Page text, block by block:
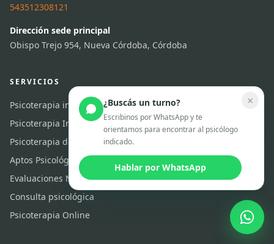
×
¿Buscás un turno?
Escribinos por WhatsApp y te
orientamos para encontrar al psicólogo
indicado.
Hablar por WhatsApp
543512308121
Dirección sede principal
Obispo Trejo 954, Nueva Córdoba, Córdoba
SERVICIOS
Psicoterapia individual
Psicoterapia Infantil
Psicoterapia de pareja
Aptos Psicológicos
Evaluaciones Neurocognitiva
Consulta psicológica
Psicoterapia Online